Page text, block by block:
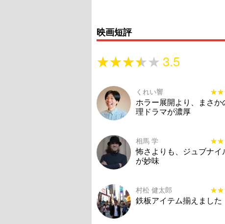
映画短評
★★★★★
★★★★★ 3.5
くれい響
ホラー展開より、まさか
理ドラマが濃厚
相馬 学
怖さよりも、ジュブナイ
が妙味
村松 健太郎
鉄板アイテム揃えました